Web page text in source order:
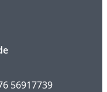
56917739